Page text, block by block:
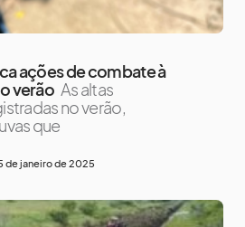
ações de combate à
verão As altas
no verão,
que
de janeiro de 2025